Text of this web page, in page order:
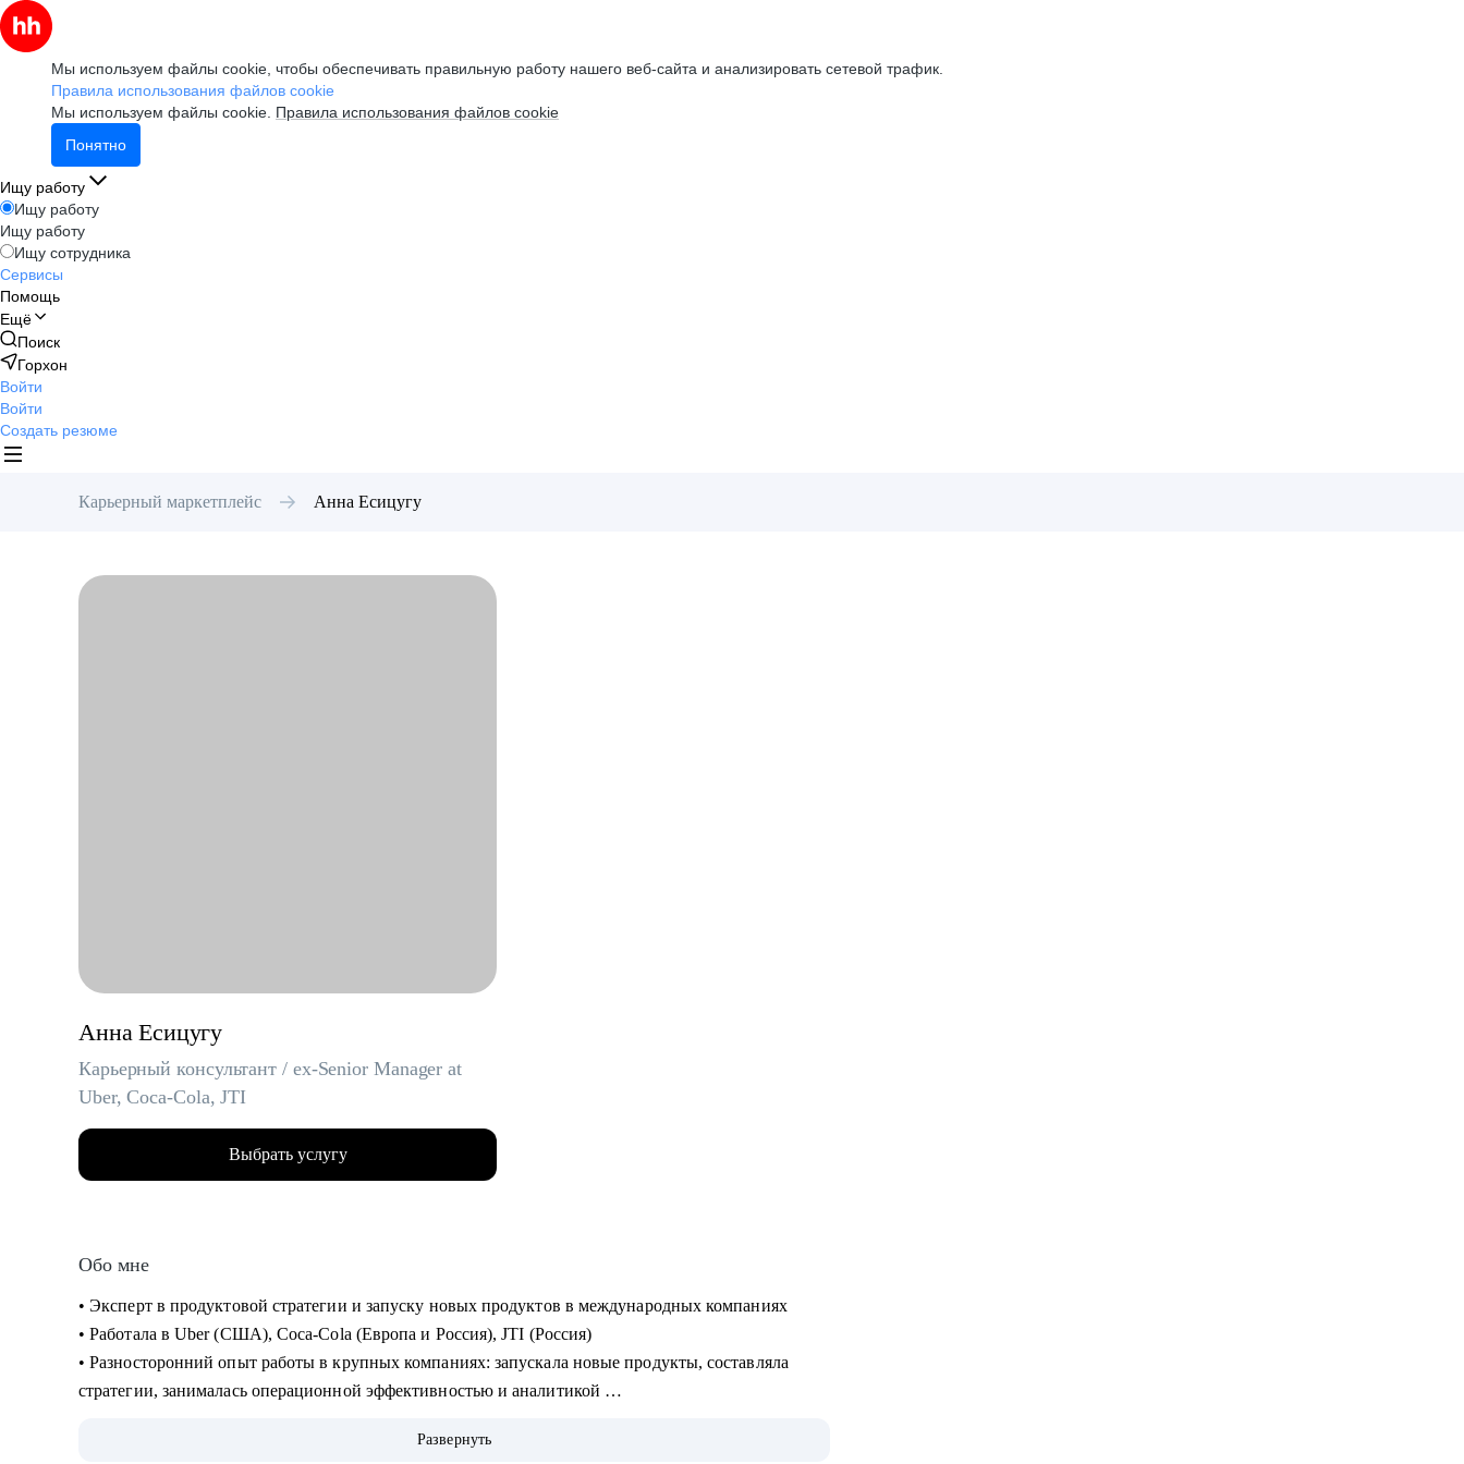
Мы используем файлы cookie, чтобы обеспечивать правильную работу нашего веб-сайта и анализировать сетевой трафик.
Правила использования файлов cookie
Мы используем файлы cookie. Правила использования файлов cookie
Понятно
Ищу работу
Ищу работу
Ищу работу
Ищу сотрудника
Сервисы
Помощь
Ещё
Поиск
Горхон
Войти
Войти
Создать резюме
Карьерный маркетплейс Анна Есицугу
Анна Есицугу
Карьерный консультант / ex-Senior Manager at
Uber, Coca-Cola, JTI
Выбрать услугу
Обо мне
• Эксперт в продуктовой стратегии и запуску новых продуктов в международных компаниях
• Работала в Uber (США), Coca-Cola (Европа и Россия), JTI (Россия)
• Разносторонний опыт работы в крупных компаниях: запускала новые продукты, составляла
стратегии, занималась операционной эффективностью и аналитикой
дарксторов для линии косметики Дженнифер Энистон на Uber Eats
Развернуть